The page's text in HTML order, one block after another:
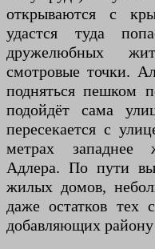
открываются с
удастся туда
дружелюбных
смотровые точки.
подняться пешком
подойдёт сама
пересекается с
метрах западнее
Адлера. По пути
жилых домов,
даже остатков тех
добавляющих